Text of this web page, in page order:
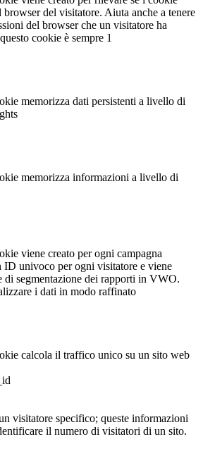
del visitatore. Aiuta anche a tenere
del browser che un visitatore ha
cookie è sempre 1
memorizza dati persistenti a livello di
memorizza informazioni a livello di
viene creato per ogni campagna
ID univoco per ogni visitatore e viene
di segmentazione dei rapporti in VWO.
i dati in modo raffinato
calcola il traffico unico su un sito web
visitatore specifico; queste informazioni
il numero di visitatori di un sito.